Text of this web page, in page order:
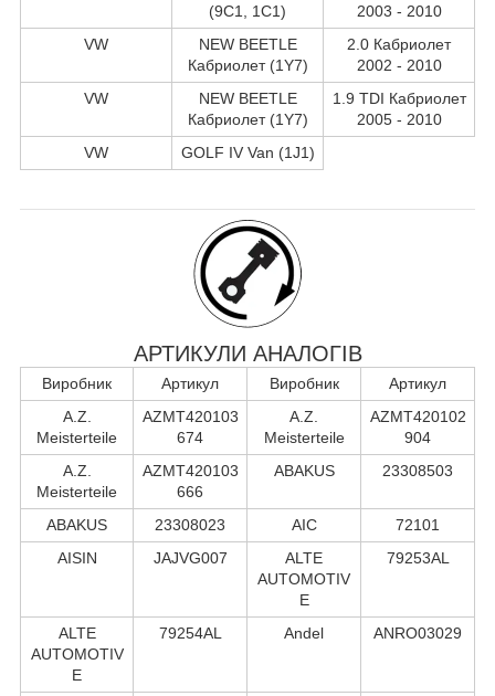
(9C1, 1C1)
2003 - 2010
VW
NEW BEETLE
Кабриолет (1Y7)
2.0 Кабриолет
2002 - 2010
VW
NEW BEETLE
Кабриолет (1Y7)
1.9 TDI Кабриолет
2005 - 2010
VW
GOLF IV Van (1J1)
АРТИКУЛИ АНАЛОГІВ
Виробник Артикул Виробник
Артикул
A.Z.
Meisterteile
AZMT420103
674
A.Z.
Meisterteile
AZMT420102
904
A.Z.
Meisterteile
AZMT420103
666
ABAKUS 23308503
ABAKUS 23308023 AIC
72101
AISIN
JAJVG007
ALTE
AUTOMOTIV
E
79253AL
ALTE
AUTOMOTIV
E
79254AL Andel ANRO03029